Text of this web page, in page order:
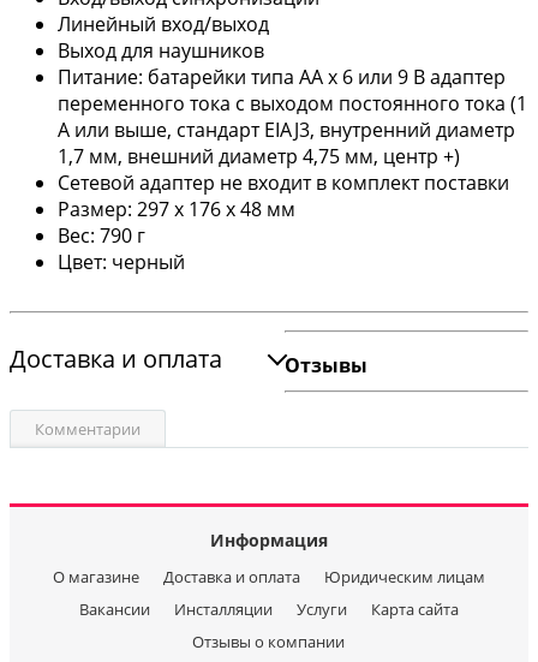
Линейный вход/выход
Выход для наушников
Питание: батарейки типа АА x 6 или 9 В адаптер
переменного тока с выходом постоянного тока (1
А или выше, стандарт EIAJ3, внутренний диаметр
1,7 мм, внешний диаметр 4,75 мм, центр +)
Сетевой адаптер не входит в комплект поставки
Размер: 297 x 176 x 48 мм
Вес: 790 г
Цвет: черный
Доставка и оплата Отзывы
Комментарии
Информация
О магазине Доставка и оплата
Юридическим лицам
Вакансии
Инсталляции Услуги
Карта сайта
Отзывы о компании